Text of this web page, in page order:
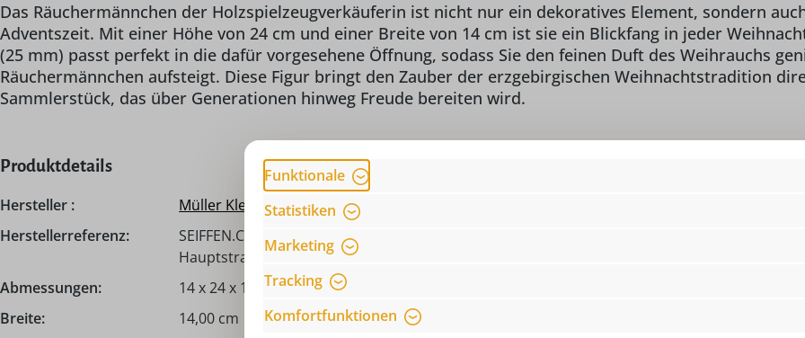
Das Räuchermännchen der Holzspielzeugverkäuferin ist nicht nur ein dekoratives Element, sondern
Adventszeit. Mit einer Höhe von 24 cm und einer Breite von 14 cm ist sie ein Blickfang in jeder
(25 mm) passt perfekt in die dafür vorgesehene Öffnung, sodass Sie den feinen Duft des Weihrauchs
Räuchermännchen aufsteigt. Diese Figur bringt den Zauber der erzgebirgischen Weihnachtstradition
Sammlerstück, das über Generationen hinweg Freude bereiten wird.
Produktdetails
Hersteller :
Müller Kleinkunst
Herstellerreferenz:
SEIFFEN.COM by Nestler GmbH, c/o Müller Kleinkunst,
Hauptstraße 132, 09548 Seiffen, info@seiffen.com
Abmessungen:
14 x 24 x 14 cm
Breite:
14,00 cm
Funktionale
Statistiken
Marketing
Tracking
Komfortfunktionen